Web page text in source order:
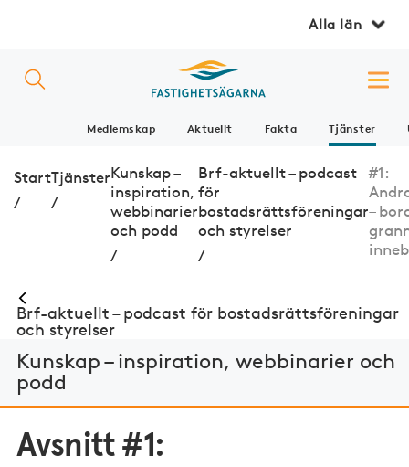
Alla län
Medlemskap Aktuellt Fakta Tjänster
Start
/
Tjänster
/
Kunskap –
inspiration,
webbinarier
och podd
/
Brf-aktuellt – podcast
för
bostadsrättsföreningar
och styrelser
/
#1:
–
Brf-aktuellt – podcast för bostadsrättsföreningar
och styrelser
Kunskap – inspiration, webbinarier och
podd
Avsnitt #1: